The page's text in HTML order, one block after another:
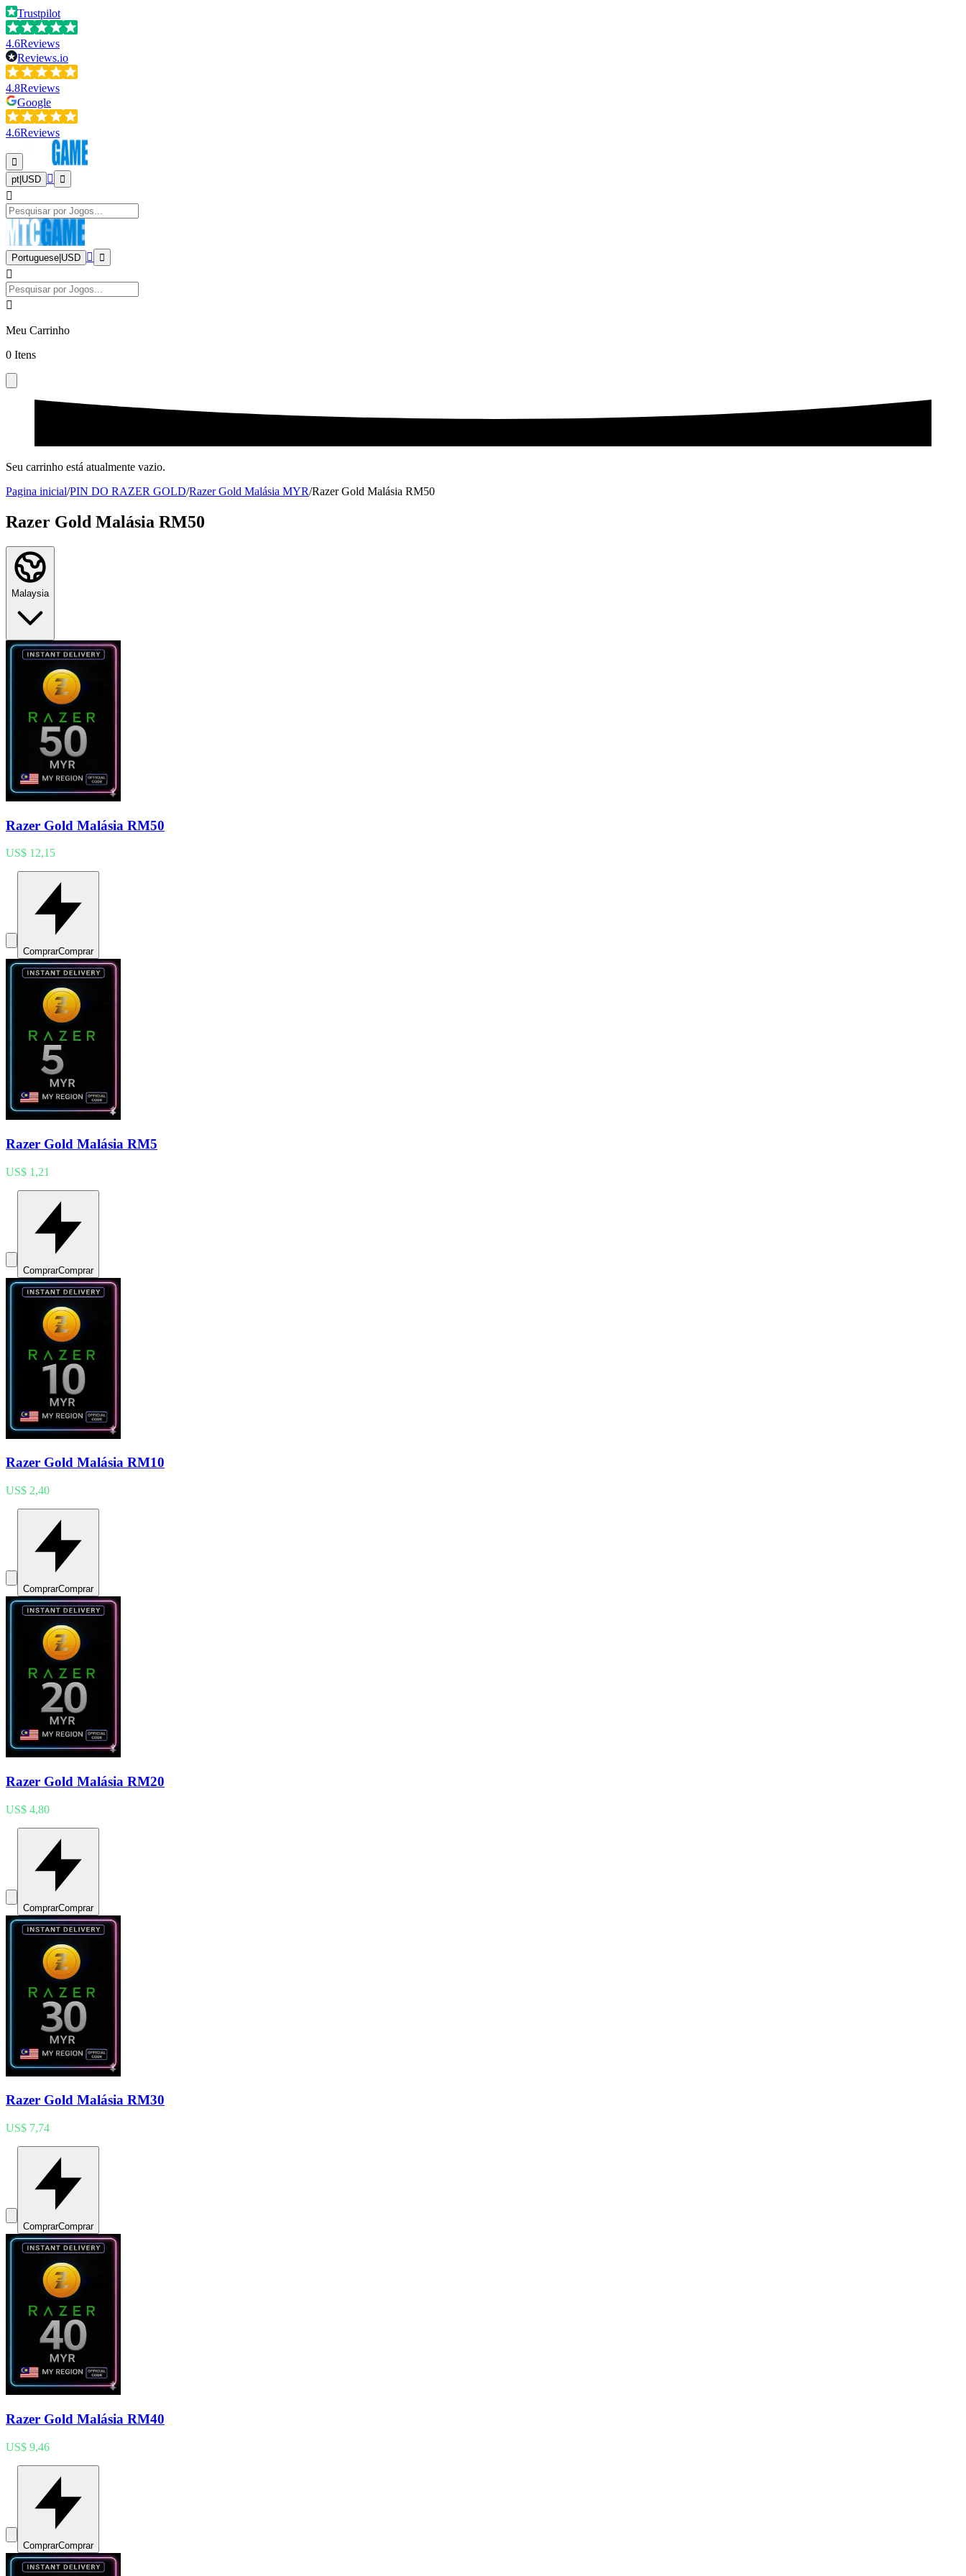
Trustpilot
4.6Reviews
Reviews.io
4.8Reviews
Google
4.6Reviews
pt USD
Portuguese USD
Meu Carrinho
0 Itens
Seu carrinho está atualmente vazio.
Pagina inicial/PIN DO RAZER GOLD/Razer Gold Malásia MYR/Razer Gold Malásia RM50
Razer Gold Malásia RM50
Malaysia
Razer Gold Malásia RM50
US$ 12,15
ComprarComprar
Razer Gold Malásia RM5
US$ 1,21
ComprarComprar
Razer Gold Malásia RM10
US$ 2,40
ComprarComprar
Razer Gold Malásia RM20
US$ 4,80
ComprarComprar
Razer Gold Malásia RM30
US$ 7,74
ComprarComprar
Razer Gold Malásia RM40
US$ 9,46
ComprarComprar